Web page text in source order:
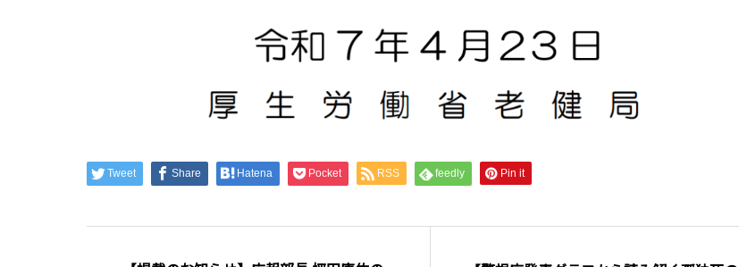
Tweet Share Hatena Pocket RSS feedly Pin it